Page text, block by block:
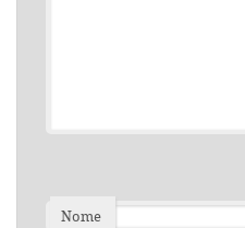
Nome